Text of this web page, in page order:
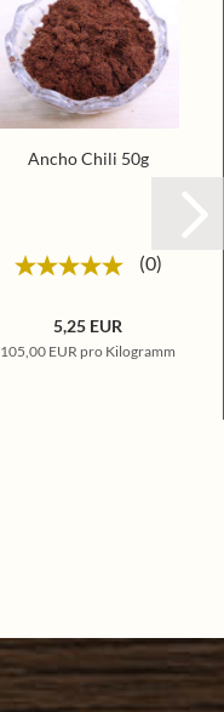
Ancho Chili 50g
0
5,25 EUR
105,00 EUR pro Kilogramm